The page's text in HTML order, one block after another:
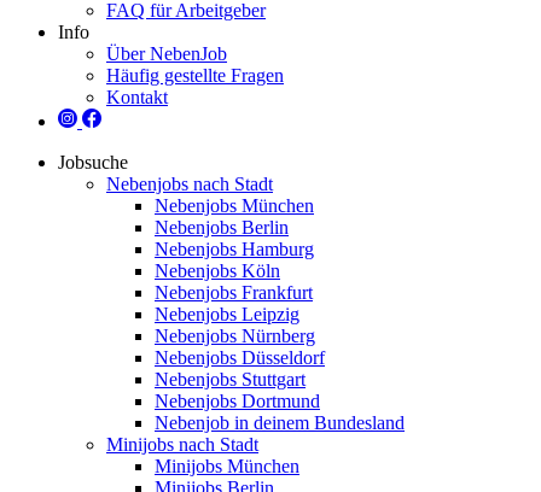
FAQ für Arbeitgeber
Info
Über NebenJob
Häufig gestellte Fragen
Kontakt
Jobsuche
Nebenjobs nach Stadt
Nebenjobs München
Nebenjobs Berlin
Nebenjobs Hamburg
Nebenjobs Köln
Nebenjobs Frankfurt
Nebenjobs Leipzig
Nebenjobs Nürnberg
Nebenjobs Düsseldorf
Nebenjobs Stuttgart
Nebenjobs Dortmund
Nebenjob in deinem Bundesland
Minijobs nach Stadt
Minijobs München
Minijobs Berlin